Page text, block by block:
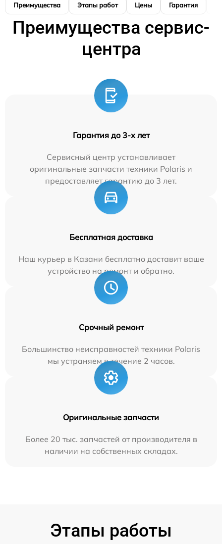
Преимущества Этапы работ Цены Гарантия
Преимущества сервис-
центра
Гарантия до 3-х лет
Сервисный центр устанавливает
оригинальные запчасти техники Polaris и
предоставляет гарантию до 3 лет.
Бесплатная доставка
Наш курьер в Казани бесплатно доставит ваше
устройство на ремонт и обратно.
Срочный ремонт
Большинство неисправностей техники Polaris
мы устраняем в течение 2 часов.
Оригинальные запчасти
Более 20 тыс. запчастей от производителя в
наличии на собственных складах.
Этапы работы